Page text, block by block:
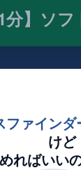
1分】ソ
ファインダ
けど
ればいい